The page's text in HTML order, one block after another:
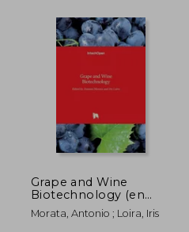
45%
dcto.
Grape and Wine
Biotechnology (en
Inglés)
Morata, Antonio ; Loira, Iris